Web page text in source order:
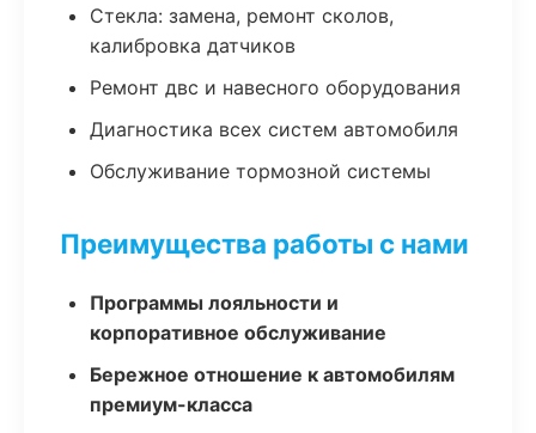
Стекла: замена, ремонт сколов,
калибровка датчиков
Ремонт двс и навесного оборудования
Диагностика всех систем автомобиля
Обслуживание тормозной системы
Преимущества работы с нами
Программы лояльности и
корпоративное обслуживание
Бережное отношение к автомобилям
премиум-класса